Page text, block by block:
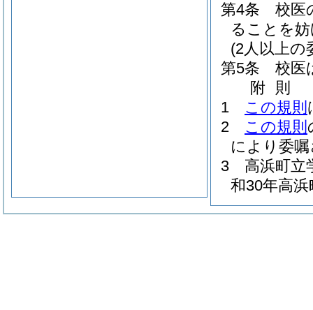
第4条
校医
ることを
(2人以上の
第5条
校医
附 則
1
この規則
2
この規則
により委
3
高浜町立
和30年高